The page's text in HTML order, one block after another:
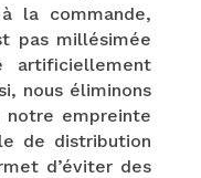
la commande,
pas millésimée
nous éliminons
notre empreinte
de distribution
d’éviter des